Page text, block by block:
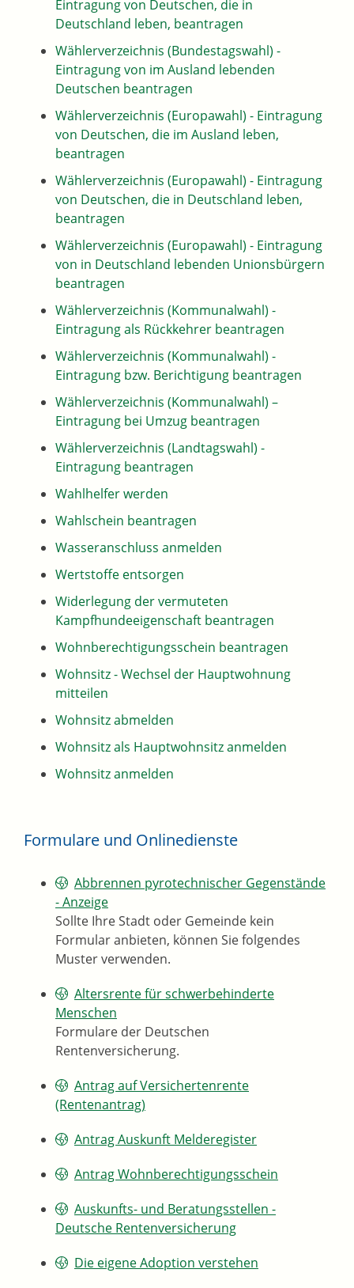
Eintragung von Deutschen, die in
Deutschland leben, beantragen
Wählerverzeichnis (Bundestagswahl) -
Eintragung von im Ausland lebenden
Deutschen beantragen
Wählerverzeichnis (Europawahl) - Eintragung
von Deutschen, die im Ausland leben,
beantragen
Wählerverzeichnis (Europawahl) - Eintragung
von Deutschen, die in Deutschland leben,
beantragen
Wählerverzeichnis (Europawahl) - Eintragung
von in Deutschland lebenden Unionsbürgern
beantragen
Wählerverzeichnis (Kommunalwahl) -
Eintragung als Rückkehrer beantragen
Wählerverzeichnis (Kommunalwahl) -
Eintragung bzw. Berichtigung beantragen
Wählerverzeichnis (Kommunalwahl) –
Eintragung bei Umzug beantragen
Wählerverzeichnis (Landtagswahl) -
Eintragung beantragen
Wahlhelfer werden
Wahlschein beantragen
Wasseranschluss anmelden
Wertstoffe entsorgen
Widerlegung der vermuteten
Kampfhundeeigenschaft beantragen
Wohnberechtigungsschein beantragen
Wohnsitz - Wechsel der Hauptwohnung
mitteilen
Wohnsitz abmelden
Wohnsitz als Hauptwohnsitz anmelden
Wohnsitz anmelden
Formulare und Onlinedienste
Abbrennen pyrotechnischer Gegenstände
- Anzeige
Sollte Ihre Stadt oder Gemeinde kein
Formular anbieten, können Sie folgendes
Muster verwenden.
Altersrente für schwerbehinderte
Menschen
Formulare der Deutschen
Rentenversicherung.
Antrag auf Versichertenrente
(Rentenantrag)
Antrag Auskunft Melderegister
Antrag Wohnberechtigungsschein
Auskunfts- und Beratungsstellen -
Deutsche Rentenversicherung
Die eigene Adoption verstehen